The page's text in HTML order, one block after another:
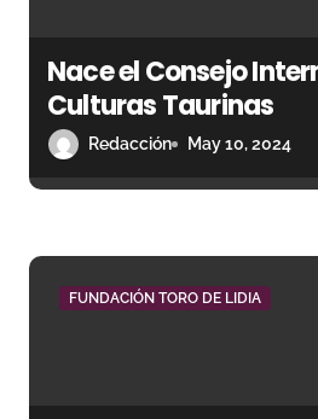
Nace el Consejo
Culturas Taurinas
Redacción May 10, 2024
FUNDACIÓN TORO DE LIDIA